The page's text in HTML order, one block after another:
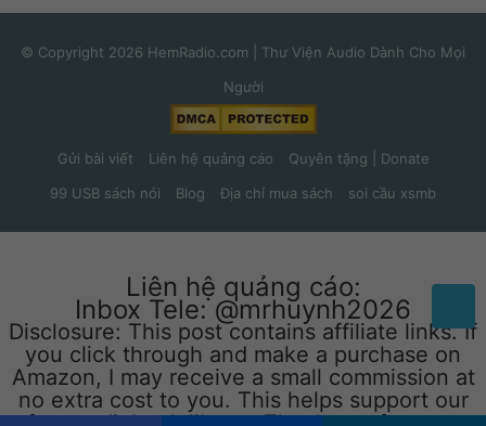
© Copyright 2026 HemRadio.com | Thư Viện Audio Dành Cho Mọi
Người
Gửi bài viết Liên hệ quảng cáo
Quyên tặng | Donate
99 USB sách nói
Blog Địa chỉ mua sách soi cầu xsmb
Liên hệ quảng cáo:
Inbox Tele: @mrhuynh2026
Disclosure: This post contains affiliate links. If
you click through and make a purchase on
Amazon, I may receive a small commission at
no extra cost to you. This helps support our